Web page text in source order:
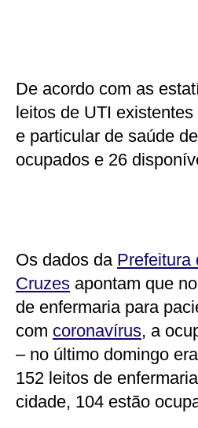
De acordo com as
leitos de UTI
e particular de saúde
ocupados e 26
Os dados da Prefeitura
Cruzes apontam que
de enfermaria para
com coronavírus, a
– no último domingo
152 leitos de
cidade, 104 estão